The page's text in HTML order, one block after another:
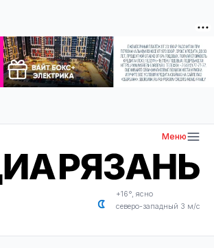
Меню
+16°, ясно
северо-западный 3 м/с